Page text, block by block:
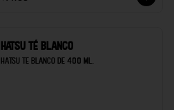
Hatsu té blanco
Hatsu te blanco de 400 ml.